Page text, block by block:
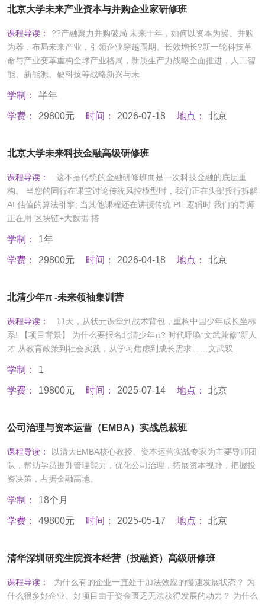
北京大学未来产业资本与并购企业家研修班
课程导读：
??产融聚力并购破局 未来十年，如何以资本为翼、并购
为器，布局未来产业，引领企业穿越周期、长效增长?新一轮科技革
命与产业变革重构全球产业格局，新质生产力战略全面推进，人工智
能、新能源、硬科技等战略新兴与未
学制： 半年
学费： 29800元 时间： 2026-07-18 地点： 北京
北京大学未来科技金融高级研修班
课程导读：
这不是传统的金融研修班而是一次科技金融的底层重
构。 当您的同行在课堂讨论传统风控模型时，我们正在头部投行拆解
AI 估值的算法引擎; 当其他课程还在讲授传统 PE 逻辑时 我们的导师
正在用 区块链+大数据 搭
学制： 1年
学费： 29800元 时间： 2026-04-18 地点： 北京
北清少年π -未来领袖集训营
课程导读：
11天，从状元课堂到战术背包，重构中国少年成长坐标
系! 【项目背景】 为什么要报名北清少年π? 时代呼唤“文武兼修”新人
才 从教育政策到社会实践，从学习焦虑到成长需求……文武双
学制： 1
学费： 19800元 时间： 2025-07-14 地点： 北京
公司治理与资本运营（EMBA）实战总裁班
课程导读：
以清大EMBA核心教授、资本运营实战专家为主要导师团
队，帮助学员提升管理能力，优化公司治理，拓展资本视野，把握投
资决策，占据金融高地。
学制： 18个月
学费： 49800元 时间： 2025-05-17 地点： 北京
清华深圳研究生院资本经营（投融资）高级研修班
课程导读：
为什么有的企业一直处于加法效应的慢速发展状态？ 为
什么很多好企业、好项目由于资金匮乏无法获得发展的动力？ 为什么